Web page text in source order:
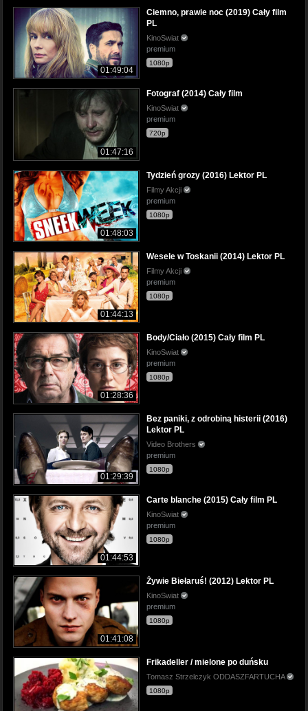
01:49:04
Ciemno, prawie noc (2019) Cały film
PL
KinoSwiat
premium
1080p
01:47:16
Fotograf (2014) Cały film
KinoSwiat
premium
720p
01:48:03
Tydzień grozy (2016) Lektor PL
Filmy Akcji
premium
1080p
01:44:13
Wesele w Toskanii (2014) Lektor PL
Filmy Akcji
premium
1080p
01:28:36
Body/Ciało (2015) Cały film PL
KinoSwiat
premium
1080p
01:29:39
Bez paniki, z odrobiną histerii (2016)
Lektor PL
Video Brothers
premium
1080p
01:44:53
Carte blanche (2015) Cały film PL
KinoSwiat
premium
1080p
01:41:08
Żywie Biełaruś! (2012) Lektor PL
KinoSwiat
premium
1080p
Frikadeller / mielone po duńsku
Tomasz Strzelczyk ODDASZFARTUCHA
1080p